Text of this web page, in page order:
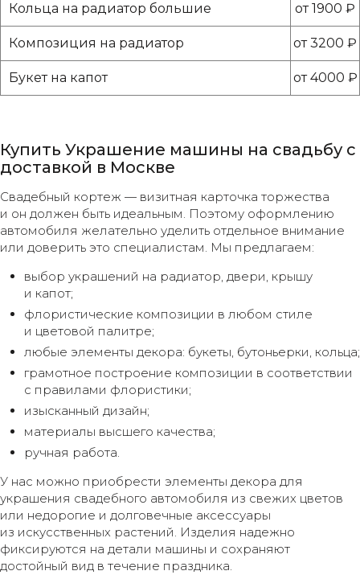
Кольца на радиатор большие от 1900 ₽
Композиция на радиатор от 3200 ₽
Букет на капот от 4000 ₽
Купить Украшение машины на свадьбу с
доставкой в Москве
Свадебный кортеж — визитная карточка торжества
и он должен быть идеальным. Поэтому оформлению
автомобиля желательно уделить отдельное внимание
или доверить это специалистам. Мы предлагаем:
выбор украшений на радиатор, двери, крышу
и капот;
флористические композиции в любом стиле
и цветовой палитре;
любые элементы декора: букеты, бутоньерки, кольца;
грамотное построение композиции в соответствии
с правилами флористики;
изысканный дизайн;
материалы высшего качества;
ручная работа.
У нас можно приобрести элементы декора для
украшения свадебного автомобиля из свежих цветов
или недорогие и долговечные аксессуары
из искусственных растений. Изделия надежно
фиксируются на детали машины и сохраняют
достойный вид в течение праздника.